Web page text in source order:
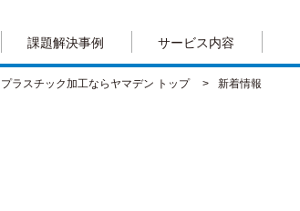
課題解決事例 サービス内容
プラスチック加工ならヤマデン トップ 新着情報